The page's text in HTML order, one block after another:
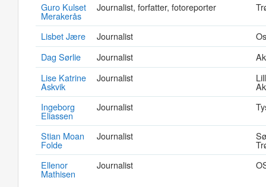
Guro Kulset
Merakerås
Journalist, forfatter, fotoreporter
Lisbet Jære Journalist
Dag Sørlie
Journalist
Lise Katrine
Askvik
Journalist
Ingeborg
Eliassen
Journalist
Stian Moan
Folde
Journalist
Ellenor
Mathisen
Journalist